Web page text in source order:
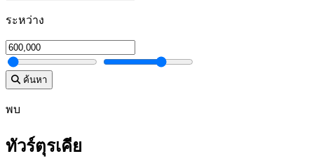
ระหว่าง
ค้นหา
พบ
ทัวร์ตุรเคีย